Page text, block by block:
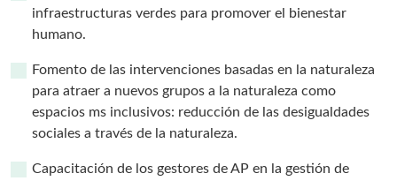
infraestructuras verdes para promover el bienestar
humano.
Fomento de las intervenciones basadas en la naturaleza
para atraer a nuevos grupos a la naturaleza como
espacios ms inclusivos: reducción de las desigualdades
sociales a través de la naturaleza.
Capacitación de los gestores de AP en la gestión de